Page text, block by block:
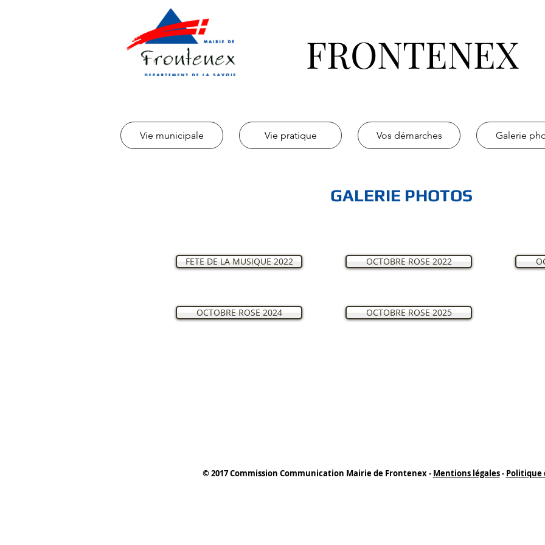
FRONTENEX
Vie municipale Vie pratique Vos démarches Galerie
GALERIE PHOTOS
FETE DE LA MUSIQUE 2022
OCTOBRE ROSE 2024
OCTOBRE ROSE 2022
OCTOBRE ROSE 2025
© 2017 Commission Communication Mairie de Frontenex - Mentions légales- Politique